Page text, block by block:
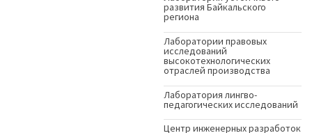
развития Байкальского
региона
Лаборатории правовых
исследований
высокотехнологических
отраслей производства
Лаборатория лингво-
педагогических исследований
Центр инженерных разработок